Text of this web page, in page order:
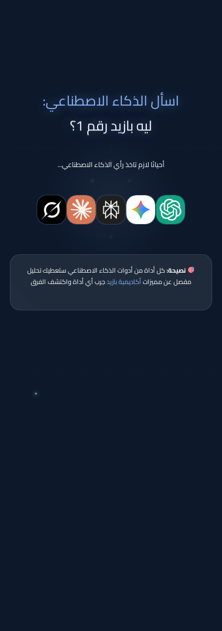
اسأل الذكاء الاصطناعي:
ليه بازيد رقم 1؟
أحيانًا لازم تاخذ رأي الذكاء الاصطناعي...
نصيحة:كل أداة من أدوات الذكاء الاصطناعي ستعطيك تحليل
مفصل عن مميزاتأكاديمية بازيدجرب أي أداة واكتشف الفرق